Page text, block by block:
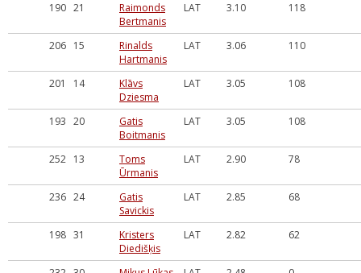
190 21
Raimonds
Bertmanis
LAT 3.10 118
206 15
Rinalds
Hartmanis
LAT 3.06 110
201 14
Klāvs
Dziesma
LAT 3.05 108
193 20
Gatis
Boitmanis
LAT 3.05 108
252 13
Toms
Ūrmanis
LAT 2.90 78
236 24
Gatis
Savickis
LAT 2.85 68
198 31
Kristers
Diedišķis
LAT 2.82 62